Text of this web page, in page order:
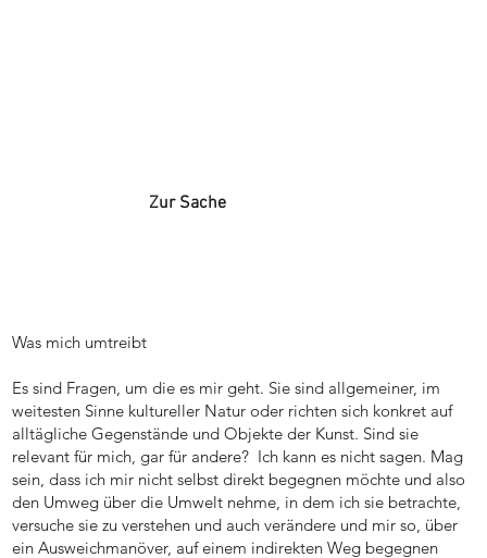
Zur Sache
Was mich umtreibt
Es sind Fragen, um die es mir geht. Sie sind allgemeiner, im
weitesten Sinne kultureller Natur oder richten sich konkret auf
alltägliche Gegenstände und Objekte der Kunst. Sind sie
relevant für mich, gar für andere? Ich kann es nicht sagen. Mag
sein, dass ich mir nicht selbst direkt begegnen möchte und also
den Umweg über die Umwelt nehme, in dem ich sie betrachte,
versuche sie zu verstehen und auch verändere und mir so, über
ein Ausweichmanöver, auf einem indirekten Weg begegnen